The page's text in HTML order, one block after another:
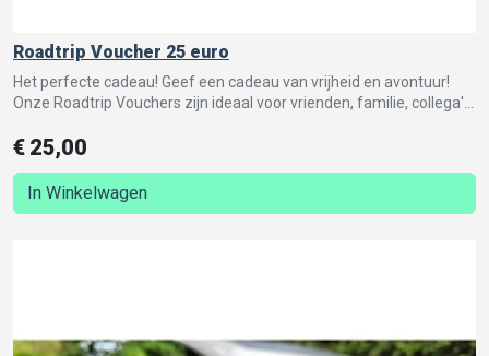
Roadtrip Voucher 25 euro
Het perfecte cadeau! Geef een cadeau van vrijheid en avontuur!
Onze Roadtrip Vouchers zijn ideaal voor vrienden, familie, collega's
€ 25,00
In Winkelwagen